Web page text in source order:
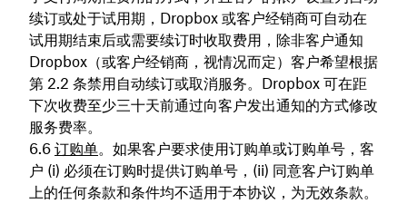
续订或处于试用期，Dropbox 或客户经销商可自动在
试用期结束后或需要续订时收取费用，除非客户通知
Dropbox（或客户经销商，视情况而定）客户希望根据
第 2.2 条禁用自动续订或取消服务。Dropbox 可在距
下次收费至少三十天前通过向客户发出通知的方式修改
服务费率。
订购单。如果客户要求使用订购单或订购单号，客
户 (i) 必须在订购时提供订购单号，(ii) 同意客户订购单
上的任何条款和条件均不适用于本协议，为无效条款。